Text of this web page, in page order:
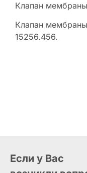
Клапан
Клапан
15256.456.
Если у Вас